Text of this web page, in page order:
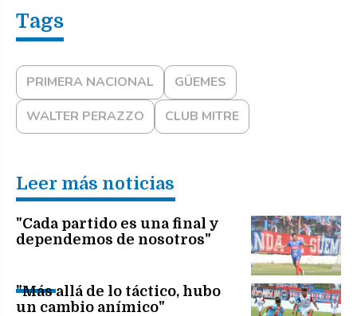
PRIMERA NACIONAL
GÜEMES
WALTER PERAZZO
CLUB MITRE
Leer más noticias
"Cada partido es una final y
dependemos de nosotros"
"Más allá de lo táctico, hubo
un cambio anímico"